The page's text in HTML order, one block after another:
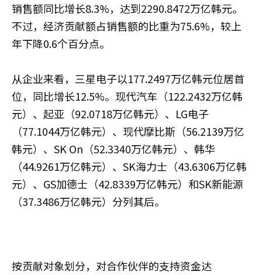
销售额同比增长8.3%，达到2290.8472万亿韩元。
不过，经济贡献额占销售额的比重为75.6%，较上
年下降0.6个百分点。
从企业来看，三星电子以177.2497万亿韩元位居首
位，同比增长12.5%。现代汽车（122.2432万亿韩
元）、起亚（92.0718万亿韩元）、LG电子
（77.1044万亿韩元）、现代摩比斯（56.2139万亿
韩元）、SK On（52.3340万亿韩元）、韩华
（44.9261万亿韩元）、SK海力士（43.6306万亿韩
元）、GS加德士（42.8339万亿韩元）和SK新能源
（37.3486万亿韩元）分列其后。
按贡献对象划分，对合作伙伴的支持资金达